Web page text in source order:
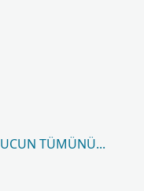
TÜMÜNÜ